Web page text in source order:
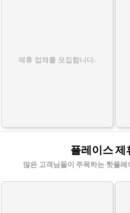
제휴 업체를 모집합니다.
플레이스 제
많은 고객님들이 주목하는 핫플